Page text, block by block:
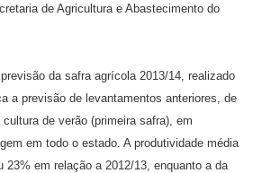
de Agricultura e Abastecimento do
da safra agrícola 2013/14, realizado
a previsão de levantamentos anteriores, de
de verão (primeira safra), em
em todo o estado. A produtividade média
23% em relação a 2012/13, enquanto a da